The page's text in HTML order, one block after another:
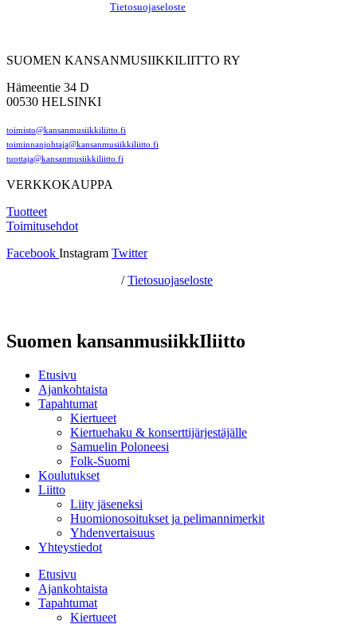
Tietosuojaseloste
SUOMEN KANSANMUSIIKKILIITTO RY
Hämeentie 34 D
00530 HELSINKI
toimisto@kansanmusiikkiliitto.fi
toiminnanjohtaja@kansanmusiikkiliitto.fi
tuottaja@kansanmusiikkiliitto.fi
VERKKOKAUPPA
Tuotteet
Toimitusehdot
Facebook Instagram Twitter
/Tietosuojaseloste
Suomen kansanmusiikkIliitto
Etusivu
Ajankohtaista
Tapahtumat
Kiertueet
Kiertuehaku & konserttijärjestäjälle
Samuelin Poloneesi
Folk-Suomi
Koulutukset
Liitto
Liity jäseneksi
Huomionosoitukset ja pelimannimerkit
Yhdenvertaisuus
Yhteystiedot
Etusivu
Ajankohtaista
Tapahtumat
Kiertueet